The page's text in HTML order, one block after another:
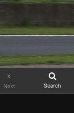
»
Next Search